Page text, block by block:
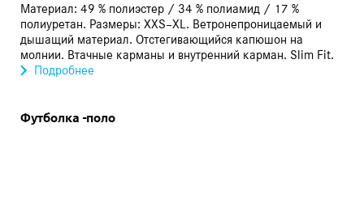
Материал: 49 % полиэстер / 34 % полиамид / 17 %
полиуретан. Размеры: XXS–XL. Ветронепроницаемый и
дышащий материал. Отстегивающийся капюшон на
молнии. Втачные карманы и внутренний карман. Slim Fit.
Подробнее
Футболка -поло